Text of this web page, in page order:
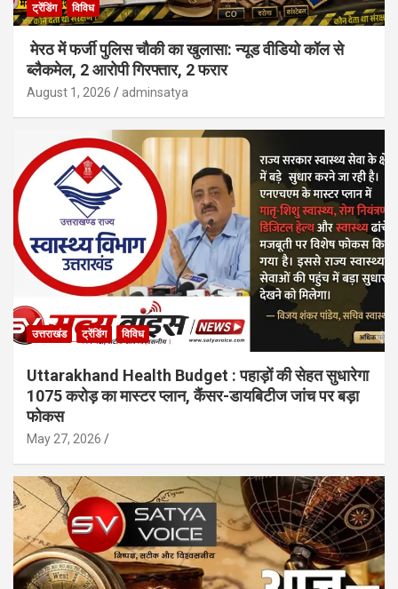
ट्रेंडिंग विविध
मेरठ में फर्जी पुलिस चौकी का खुलासा: न्यूड वीडियो कॉल से
ब्लैकमेल, 2 आरोपी गिरफ्तार, 2 फरार
August 1, 2026 adminsatya
उत्तराखंड ट्रेंडिंग विविध
Uttarakhand Health Budget : पहाड़ों की सेहत सुधारेगा
1075 करोड़ का मास्टर प्लान, कैंसर-डायबिटीज जांच पर बड़ा
फोकस
May 27, 2026